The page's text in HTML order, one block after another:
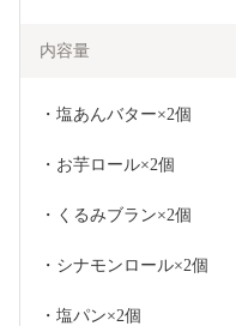
内容量
・塩あんバター×2個
・お芋ロール×2個
・くるみブラン×2個
・シナモンロール×2個
・塩パン×2個